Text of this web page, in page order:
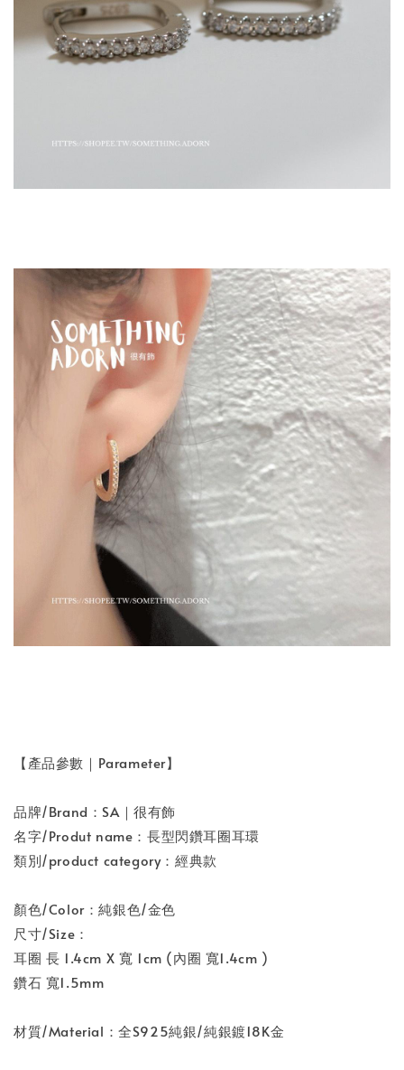
【產品參數｜Parameter】
品牌/Brand：SA｜很有飾
名字/Produt name：長型閃鑽耳圈耳環
類別/product category：經典款
顏色/Color：純銀色/金色
尺寸/Size：
耳圈 長 1.4cm X 寬 1cm (內圈 寬1.4cm )
鑽石 寬1.5mm
材質/Material：全S925純銀/純銀鍍18K金